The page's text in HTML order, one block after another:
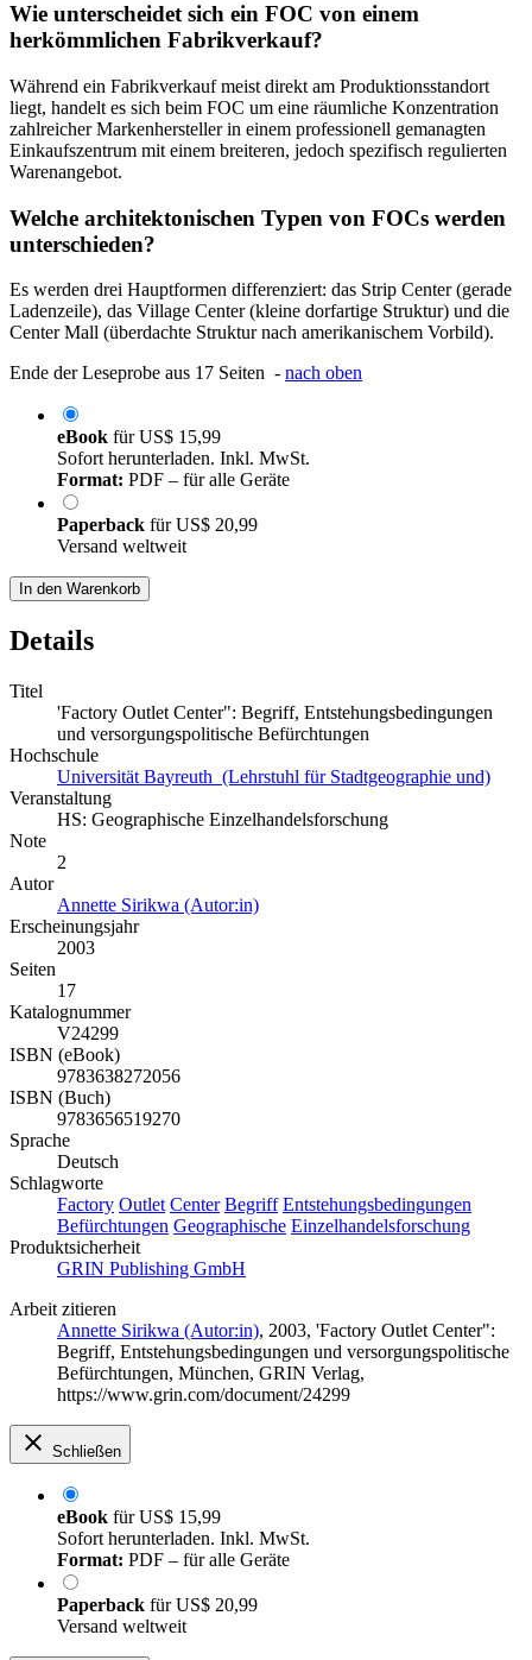
Wie unterscheidet sich ein FOC von einem
herkömmlichen Fabrikverkauf?
Während ein Fabrikverkauf meist direkt am Produktionsstandort
liegt, handelt es sich beim FOC um eine räumliche Konzentration
zahlreicher Markenhersteller in einem professionell gemanagten
Einkaufszentrum mit einem breiteren, jedoch spezifisch regulierten
Warenangebot.
Welche architektonischen Typen von FOCs werden
unterschieden?
Es werden drei Hauptformen differenziert: das Strip Center (gerade
Ladenzeile), das Village Center (kleine dorfartige Struktur) und die
Center Mall (überdachte Struktur nach amerikanischem Vorbild).
Ende der Leseprobe aus 17 Seiten - nach oben
eBook fürUS$ 15,99
Sofort herunterladen. Inkl. MwSt.
Format: PDF – für alle Geräte
Paperback fürUS$ 20,99
Versand weltweit
In den Warenkorb
Details
Titel
'Factory Outlet Center": Begriff, Entstehungsbedingungen
und versorgungspolitische Befürchtungen
Hochschule
Universität Bayreuth (Lehrstuhl für Stadtgeographie und)
Veranstaltung
HS: Geographische Einzelhandelsforschung
Note
2
Autor
Annette Sirikwa (Autor:in)
Erscheinungsjahr
2003
Seiten
17
Katalognummer
V24299
ISBN (eBook)
9783638272056
ISBN (Buch)
9783656519270
Sprache
Deutsch
Schlagworte
Factory Outlet Center Begriff Entstehungsbedingungen
Befürchtungen Geographische Einzelhandelsforschung
Produktsicherheit
GRIN Publishing GmbH
Arbeit zitieren
Annette Sirikwa (Autor:in), 2003, 'Factory Outlet Center":
Begriff, Entstehungsbedingungen und versorgungspolitische
Befürchtungen, München, GRIN Verlag,
https://www.grin.com/document/24299
Schließen
eBook fürUS$ 15,99
Sofort herunterladen. Inkl. MwSt.
Format: PDF – für alle Geräte
Paperback fürUS$ 20,99
Versand weltweit